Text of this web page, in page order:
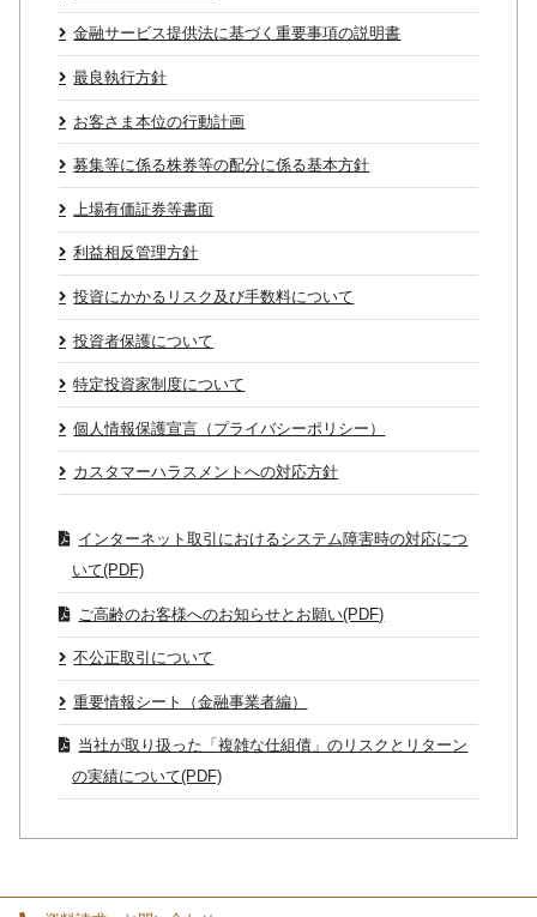
金融サービス提供法に基づく重要事項の説明書
最良執行方針
お客さま本位の行動計画
募集等に係る株券等の配分に係る基本方針
上場有価証券等書面
利益相反管理方針
投資にかかるリスク及び手数料について
投資者保護について
特定投資家制度について
個人情報保護宣言（プライバシーポリシー）
カスタマーハラスメントへの対応方針
インターネット取引におけるシステム障害時の対応につ
いて(PDF)
ご高齢のお客様へのお知らせとお願い(PDF)
不公正取引について
重要情報シート（金融事業者編）
当社が取り扱った「複雑な仕組債」のリスクとリターン
の実績について(PDF)